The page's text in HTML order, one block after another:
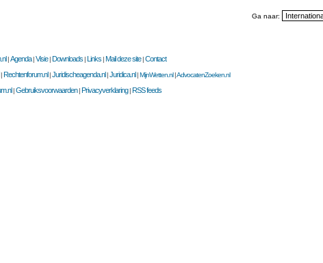
Ga naar:
|Agenda|Visie|Downloads|Links|Mail deze site|Contact
Rechtenforum.nl|Juridischeagenda.nl|Juridica.nl|MijnWetten.nl|AdvocatenZoeken.nl
|Gebruiksvoorwaarden|Privacyverklaring|RSS feeds